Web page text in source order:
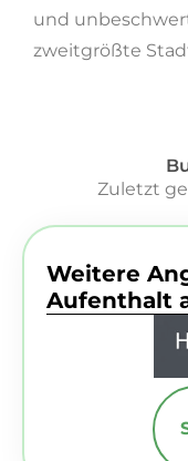
und
zweitgrößte
Zuletzt
Weitere
Aufenthalt